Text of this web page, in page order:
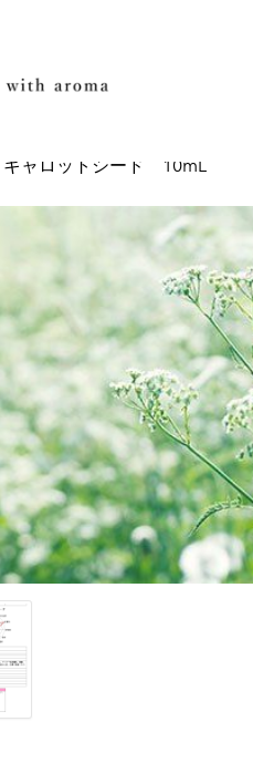
キャロットシード 10mL